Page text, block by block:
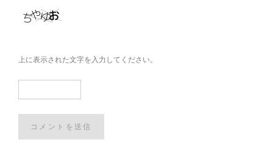
上に表示された文字を入力してください。